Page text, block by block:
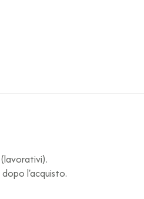
(lavorativi).
dopo l'acquisto.